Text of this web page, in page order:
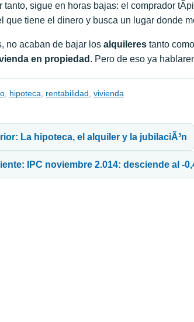
tanto, sigue en horas bajas: el comprador
que tiene el dinero y busca un lugar donde
no acaban de bajar los alquileres tanto
en propiedad . Pero de eso ya
hipoteca rentabilidad vivienda
La hipoteca, el alquiler y la jubilaciÃ³n
IPC noviembre 2.014: desciende al -